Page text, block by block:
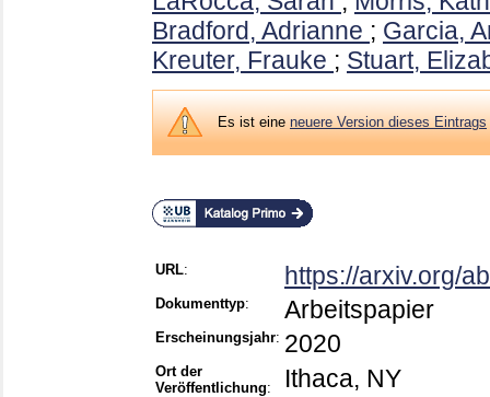
Bradford, Adrianne ; Garcia,
Kreuter, Frauke ; Stuart,
Es ist eineneuere Version dieses Eintrags
URL: https://arxiv.org/
Dokumenttyp: Arbeitspapier
Erscheinungsjahr: 2020
Ort der
Veröffentlichung: Ithaca, NY